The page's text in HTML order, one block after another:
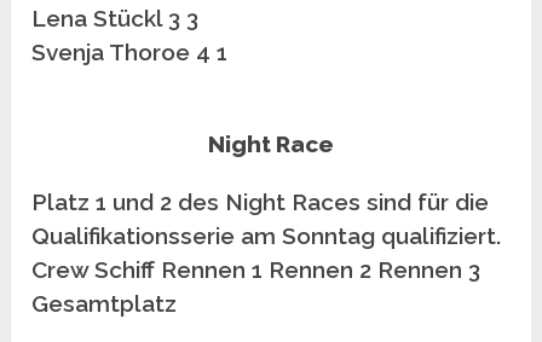
Lena Stückl 3 3
Svenja Thoroe 4 1
Night Race
Platz 1 und 2 des Night Races sind für die
Qualifikationsserie am Sonntag qualifiziert.
Crew Schiff Rennen 1 Rennen 2 Rennen 3
Gesamtplatz